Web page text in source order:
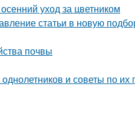
уход за цветником
статьи в новую
почвы
и советы по их